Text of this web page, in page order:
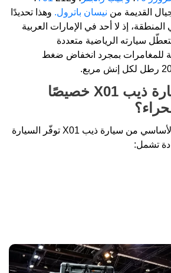
القديمة من نيسان باترول. وهذا تحديدًا
إذ لا أحد في الإمارات العربية
سيارته الرياضية متعددة
للمغامرات بمجرد انخفاض ضغط
هل صُممت سيارة ذيب X01 خصيصًا
يبدو أنّ هذا هو الهدف الأساسي من سيارة ذيب X01 توفّر السيارة
تشمل: